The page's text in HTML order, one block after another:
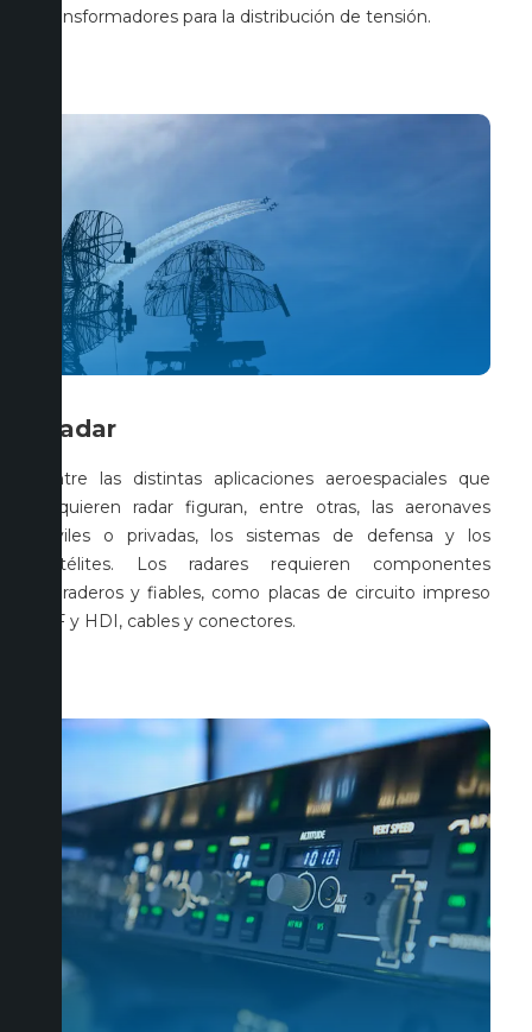
transformadores para la distribución de tensión.
Radar
Entre las distintas aplicaciones aeroespaciales que
requieren radar figuran, entre otras, las aeronaves
civiles o privadas, los sistemas de defensa y los
satélites. Los radares requieren componentes
duraderos y fiables, como placas de circuito impreso
RF y HDI, cables y conectores.